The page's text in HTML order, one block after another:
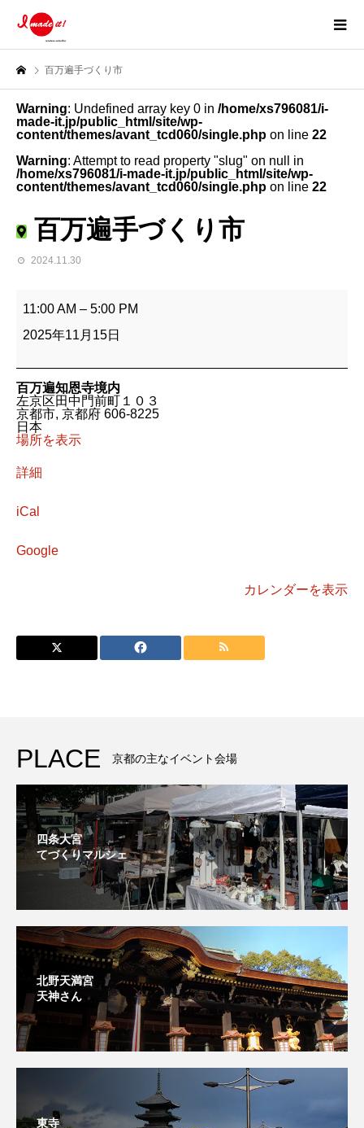
百万遍手づくり市
Warning: Undefined array key 0 in /home/xs796081/i-
made-it.jp/public_html/site/wp-
content/themes/avant_tcd060/single.php on line 22
Warning: Attempt to read property "slug" on null in
/home/xs796081/i-made-it.jp/public_html/site/wp-
content/themes/avant_tcd060/single.php on line 22
百万遍手づくり市
2024.11.30
万
手
り
市
11:00 AM – 5:00 PM
2025年11月15日
百万遍知恩寺境内
左京区田中門前町１０３
京都市, 京都府 606-8225
日本
場所を表示
詳細
iCal
Google
カレンダーを表示
PLACE 京都の主なイベント会場
四条大宮
てづくりマルシェ
北野天満宮
天神さん
東寺